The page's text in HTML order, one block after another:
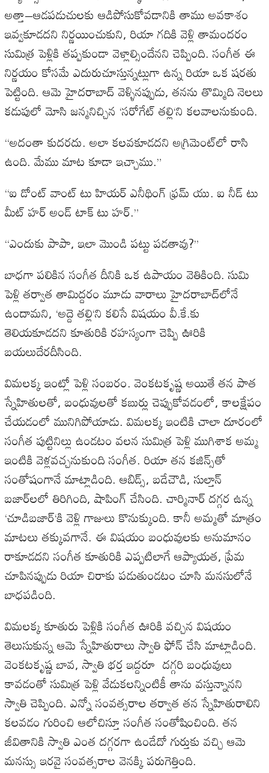
అత్తా–ఆడపడుచులకు ఆడిపోసుకోవడానికితాముఅవకాశం
ఇవ్వకూడదని నిర్ణయించుకుని, రియాగదికివెళ్లితామందరం
సుమిత్ర పెళ్లికితప్పకుండా వెళ్లాల్సిందేనని చెప్పింది. సంగీత ఈ
నిర్ణయం కోసమే ఎదురుచూస్తున్నట్లుగాఉన్నరియాఒక షరతు
పెట్టింది. ఆమె హైదరాబాద్ వెళ్ళినప్పుడు, తనను తొమ్మిదినెలలు
కడుపులో మోసి జన్మనిచ్చిన ‘సరోగేట్తల్లి‘ని కలవాలనుకుంది.
“అదంతా కుదరదు. అలాకలవకూడదని అగ్రిమెంట్‌లో రాసి
ఉంది. మేముమాట కూడా ఇచ్చాము.”
“ఐ డోంట్‌వాంట్‌టుహియర్‌ఎనీథింగ్‌ఫ్రమ్ యు. ఐ నీడ్‌టు
మీట్‌హర్అండ్టాక్‌టుహర్‌.”
“ఎందుకు పాపా, ఇలామొండి పట్టుపడతావు?”
బాధగాపలికిన సంగీత దీనికిఒక ఉపాయం వెతికింది. సుమి
పెళ్లితర్వాత తామిద్దరం మూడువారాలు హైదరాబాద్‌లోనే
ఉందామని, ‘అద్దెతల్లి‘ని కలిసే విషయం వీ.కే.కు
తెలియకూడదని కూతురికిరహస్యంగాచెప్పిఊరికి
బయలుదేరదీసింది.
విమలక్కఇంట్లో పెళ్లిసంబరం. వెంకటకృష్ణఅయితేతన పాత
స్నేహితులతో, బంధువులతోకబుర్లు చెప్పుకోవడంలో, కాలక్షేపం
చేయడంలో మునిగిపోయాడు. విమలక్కఇంటికిచాలాదూరంలో
సంగీత పుట్టినిల్లు ఉండటం వలన సుమిత్ర పెళ్లిముగిశాక అమ్మ
ఇంటికివెళ్లవచ్చనుకుందిసంగీత. రియాతన కజిన్స్‌తో
సంతోషంగానేమాట్లాడింది. ఆబిడ్స్, బడేచౌడి, సుల్తాన్
బజార్‌లలో తిరిగింది, షాపింగ్చేసింది. చార్మినార్దగ్గరఉన్న
‘చూడిబజార్‘కివెళ్లిగాజులు కొనుక్కుంది. కానీ అమ్మతోమాత్రం
మాటలు తక్కువగానే. ఈ విషయం బంధువులకు అనుమానం
రాకూడదని సంగీత కూతురికిఎప్పటిలాగేఆప్యాయత, ప్రేమ
చూపినప్పుడురియాచిరాకు పడుతుండటం చూసి మనసులోనే
బాధపడింది.
విమలక్కకూతురు పెళ్లికిసంగీత ఊరికివచ్చిన విషయం
తెలుసుకున్నఆమె స్నేహితురాలు స్వాతిఫోన్ చేసి మాట్లాడింది.
వెంకటకృష్ణబావ, స్వాతిభర్తఇద్దరూ దగ్గరిబంధువులు
కావడంతోసుమిత్ర పెళ్లివేడుకలన్నింటికీతాను వస్తున్నానని
స్వాతిచెప్పింది. ఎన్నోసంవత్సరాల తర్వాత తన స్నేహితురాలిని
కలవడం గురించి ఆలోచిస్తూ సంగీత సంతోషించింది. తన
జీవితానికిస్వాతిఎంత దగ్గరగాఉండేదోగుర్తుకు వచ్చిఆమె
మనస్సు ఇరవైసంవత్సరాల వెనక్కిపరుగెత్తింది.